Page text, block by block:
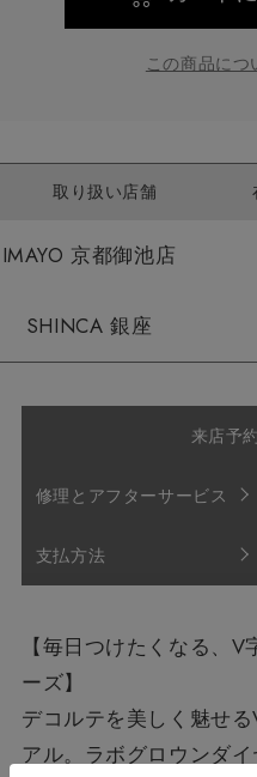
この商品につ
取り扱い店舗
IMAYO 京都御池店
SHINCA 銀座
来店予
修理とアフターサービス
支払方法
【毎日つけたくなる、
ーズ】
デコルテを美しく魅せ
アル。ラボグロウンダ